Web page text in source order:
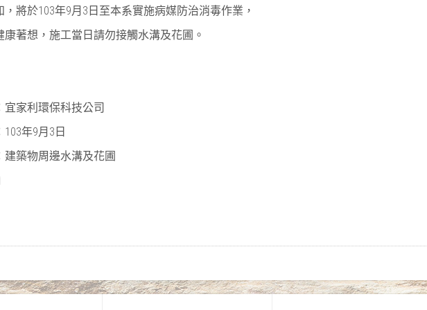
，將於103年9月 3 日至本系實施病媒防治消毒作業，
康著想，施工當日請勿接觸水溝及花圃。
宜家利環保科技公司
103年9月 3 日
建築物周邊水溝及花圃